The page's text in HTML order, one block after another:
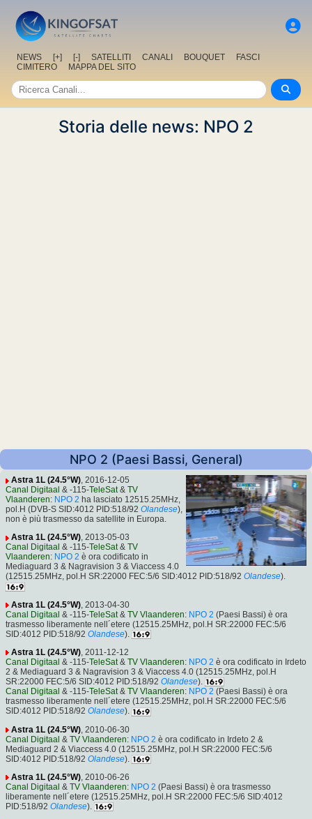
NEWS [+] [-] SATELLITI CANALI BOUQUET
FASCI
CIMITERO
MAPPA DEL SITO
Storia delle news: NPO 2
NPO 2 (Paesi Bassi, General)
Astra 1L (24.5°W), 2016-12-05
Canal Digitaal & -115-TeleSat& TV
Vlaanderen: NPO 2 ha lasciato 12515.25MHz,
pol.H (DVB-S SID:4012 PID:518/92 Olandese),
non è più trasmesso da satellite in Europa.
Astra 1L (24.5°W), 2013-05-03
Canal Digitaal & -115-TeleSat& TV
Vlaanderen: NPO 2 è ora codificato in
Mediaguard 3 & Nagravision 3 & Viaccess 4.0
(12515.25MHz, pol.H SR:22000 FEC:5/6 SID:4012 PID:518/92 Olandese).
Astra 1L (24.5°W) , 2013-04-30
Canal Digitaal & -115-TeleSat& TV Vlaanderen: NPO 2 (Paesi Bassi) è ora
trasmesso liberamente nell´etere (12515.25MHz, pol.H SR:22000 FEC:5/6
SID:4012 PID:518/92 Olandese).
Astra 1L (24.5°W), 2011-12-12
Canal Digitaal & -115-TeleSat& TV Vlaanderen: NPO 2 è ora codificato in Irdeto
2 & Mediaguard 3 & Nagravision 3 & Viaccess 4.0 (12515.25MHz, pol.H
SR:22000 FEC:5/6 SID:4012 PID:518/92 Olandese).
Canal Digitaal & -115-TeleSat& TV Vlaanderen: NPO 2 (Paesi Bassi) è ora
trasmesso liberamente nell´etere (12515.25MHz, pol.H SR:22000 FEC:5/6
SID:4012 PID:518/92 Olandese).
Astra 1L (24.5°W) , 2010-06-30
Canal Digitaal & TV Vlaanderen: NPO 2 è ora codificato in Irdeto 2 &
Mediaguard 2 & Viaccess 4.0 (12515.25MHz, pol.H SR:22000 FEC:5/6
SID:4012 PID:518/92 Olandese).
Astra 1L (24.5°W), 2010-06-26
Canal Digitaal & TV Vlaanderen: NPO 2 (Paesi Bassi) è ora trasmesso
liberamente nell´etere (12515.25MHz, pol.H SR:22000 FEC:5/6 SID:4012
PID:518/92 Olandese).